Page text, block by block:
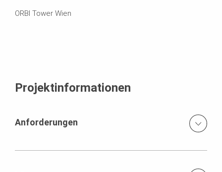
ORBI Tower Wien
Projektinformationen
Anforderungen